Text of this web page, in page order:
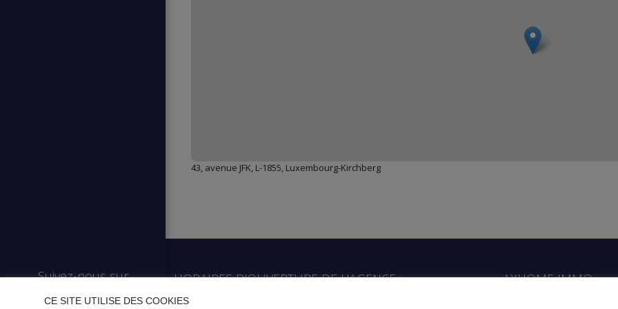
Suivez-nous sur
43, avenue JFK, L-1855, Luxembourg-Kirchberg
HORAIRES D'OUVERTURE DE L'AGENCE :
Du lundi au vendredi de 09h30-18h30.
AXHOME IMMO
CE SITE UTILISE DES COOKIES